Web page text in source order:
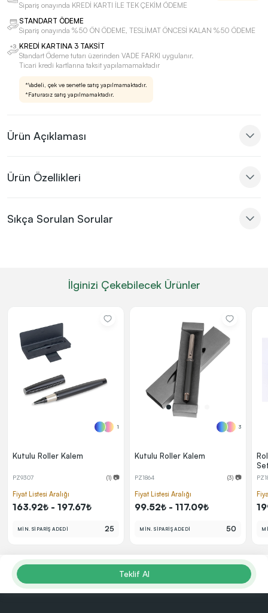
Ürün Açıklaması
Ürün Özellikleri
Sıkça Sorulan Sorular
Sipariş onayında KREDİ KARTI İLE TEK ÇEKİM ÖDEME
STANDART ÖDEME
Sipariş onayında %50 ÖN ÖDEME, TESLİMAT ÖNCESİ KALAN %50 ÖDEME
KREDİ KARTINA 3 TAKSİT
Standart Ödeme tutarı üzerinden VADE FARKI uygulanır.
Ticari kredi kartlarına taksit yapılamamaktadır
*Vadeli, çek ve senetle satış yapılmamaktadır.
*Faturasız satış yapılmamaktadır.
İlginizi Çekebilecek Ürünler
1
Kutulu Roller Kalem
PZ9307 (1) 📷
Fiyat Listesi Aralığı
163.92₺ - 197.67₺
MİN. SİPARİŞ ADEDİ 25
3
Kutulu Roller Kalem
PZ1864 (3) 📷
Fiyat Listesi Aralığı
99.52₺ - 117.09₺
MİN. SİPARİŞ ADEDİ 50
Teklif Al